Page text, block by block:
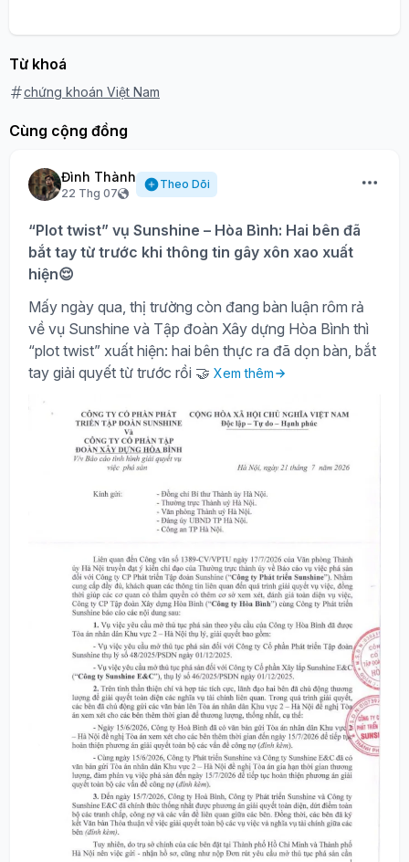
Từ khoá
chứng khoán Việt Nam
Cùng cộng đồng
Đình Thành
22 Thg 07
Theo Dõi
“Plot twist” vụ Sunshine – Hòa Bình: Hai bên đã
bắt tay từ trước khi thông tin gây xôn xao xuất
hiện😌
Mấy ngày qua, thị trường còn đang bàn luận rôm rả
về vụ Sunshine và Tập đoàn Xây dựng Hòa Bình thì
“plot twist” xuất hiện: hai bên thực ra đã dọn bàn, bắt
tay giải quyết từ trước rồi 🤝 Xem thêm